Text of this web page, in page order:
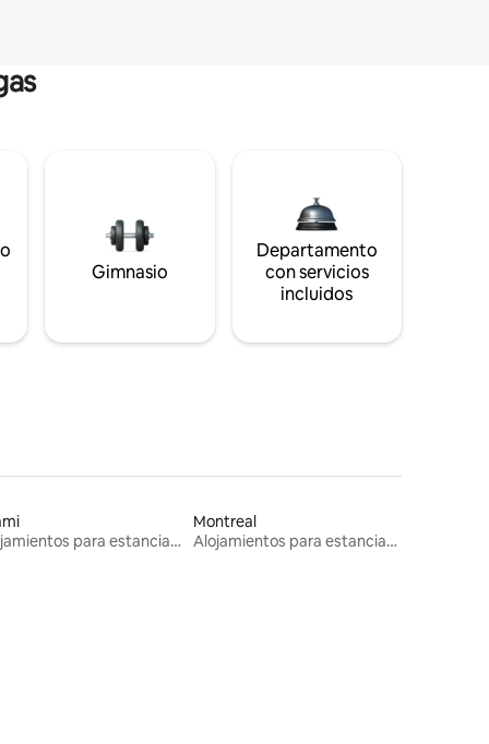
Gimnasio
Departamento
con servicios
incluidos
Alojamientos para estancias largas
Montreal
Alojamientos para estancias largas